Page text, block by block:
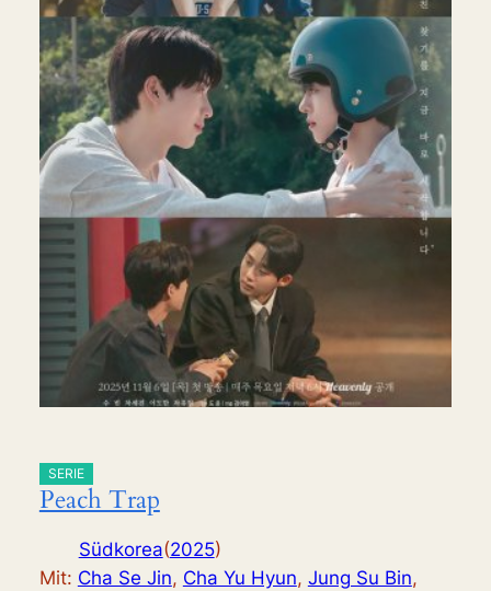
SERIE
Peach Trap
Südkorea(2025)
Mit: Cha Se Jin, Cha Yu Hyun, Jung Su Bin,